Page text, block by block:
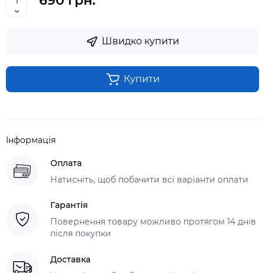
Швидко купити
Купити
Інформація
Оплата
Натисніть, щоб побачити всі варіанти оплати
Гарантія
Повернення товару можливо протягом 14 днів
після покупки
Доставка